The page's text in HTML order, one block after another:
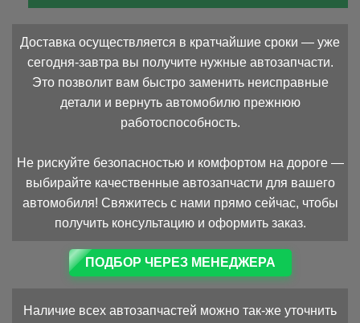
Доставка осуществляется в кратчайшие сроки — уже
сегодня-завтра вы получите нужные автозапчасти.
Это позволит вам быстро заменить неисправные
детали и вернуть автомобилю прежнюю
работоспособность.
Не рискуйте безопасностью и комфортом на дороге —
выбирайте качественные автозапчасти для вашего
автомобиля! Свяжитесь с нами прямо сейчас, чтобы
получить консультацию и оформить заказ.
ПОДБОР ЧЕРЕЗ МЕНЕДЖЕРА
Наличие всех автозапчастей можно так-же уточнить